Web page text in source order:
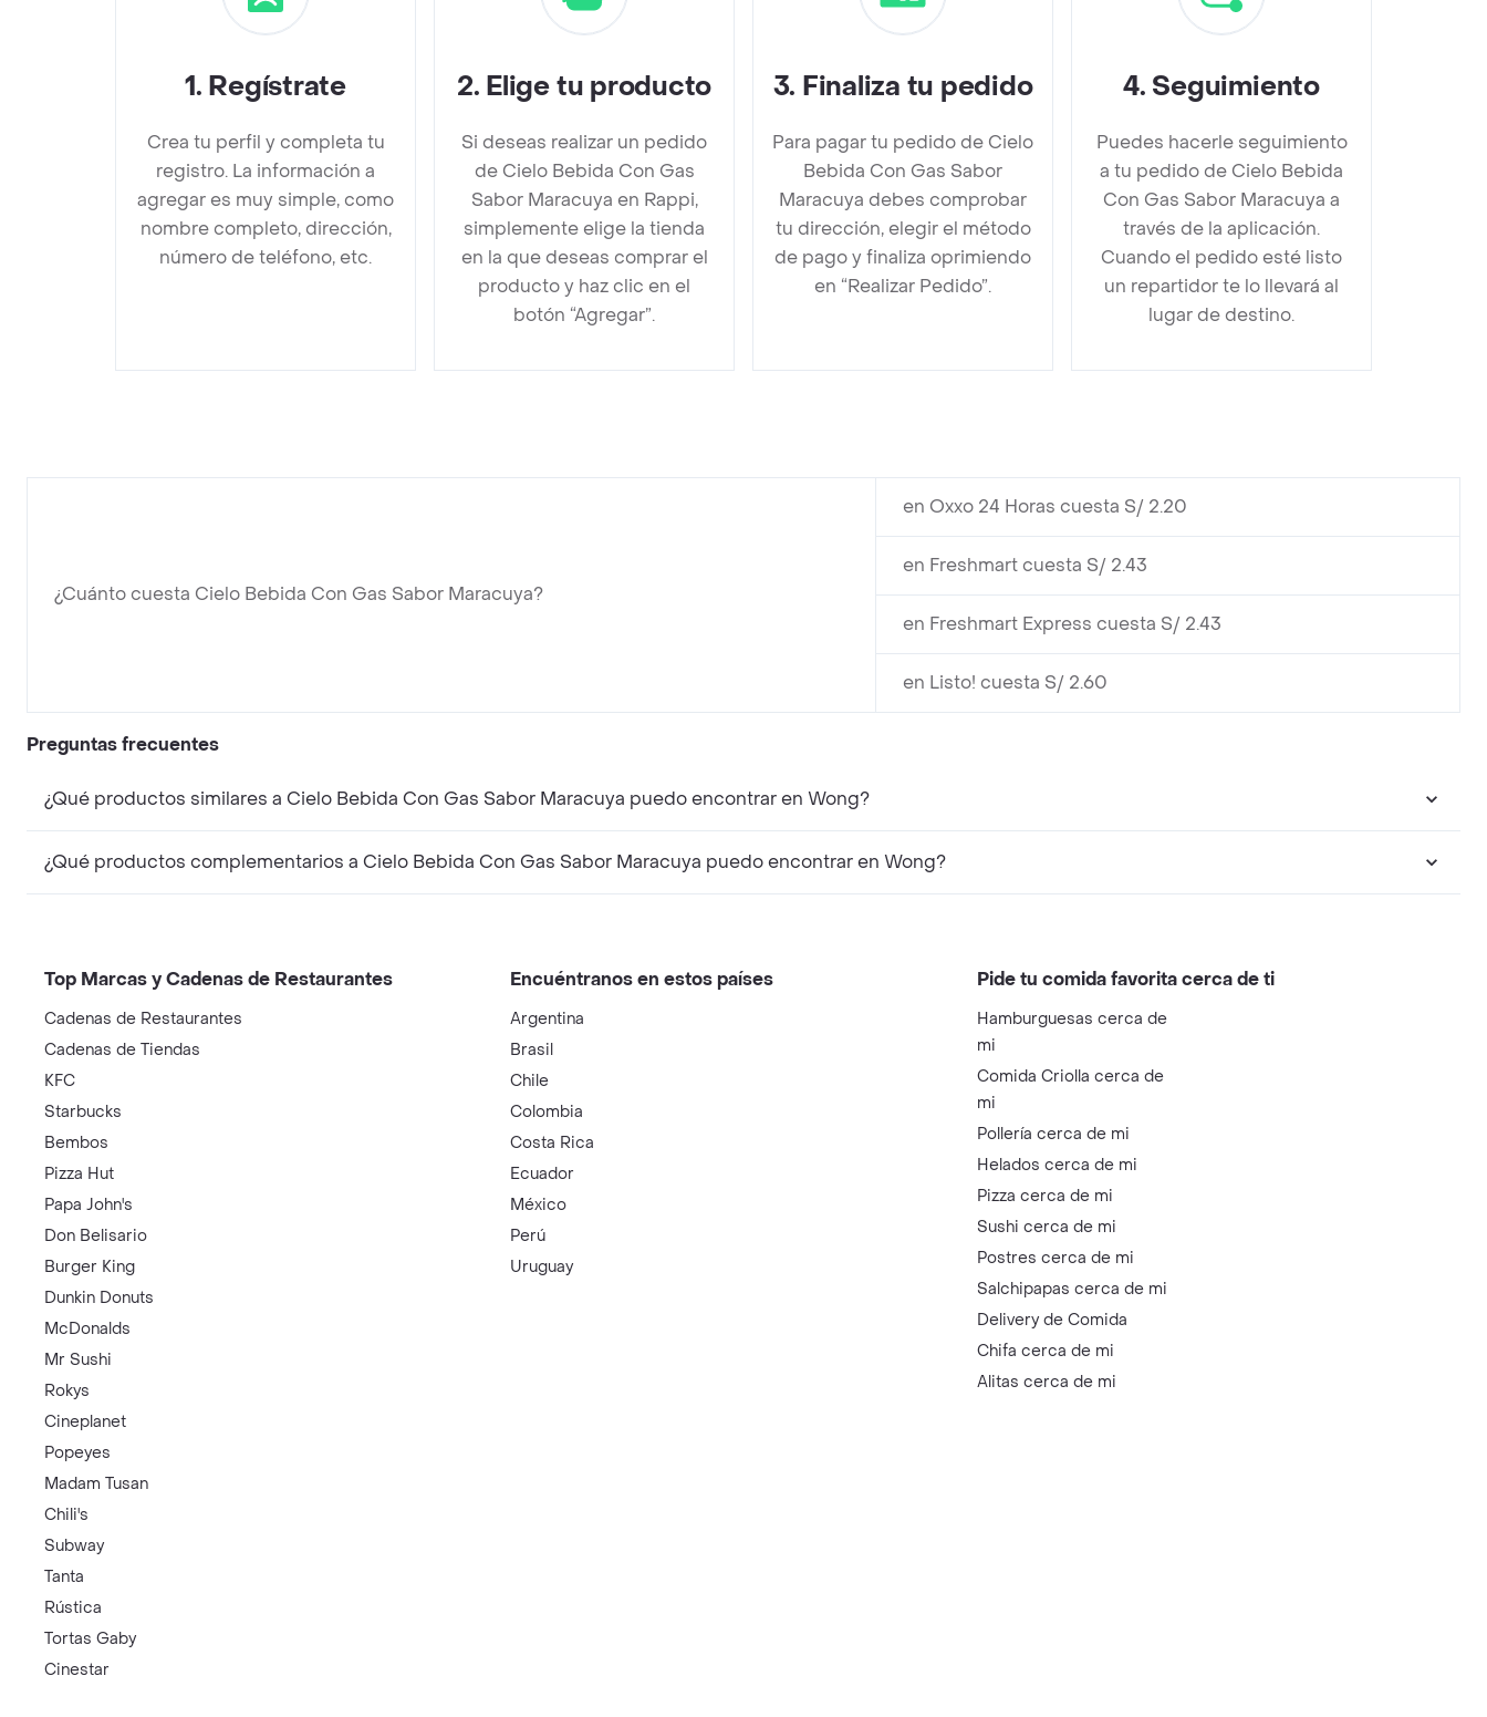
1. Regístrate
Crea tu perfil y completa tu
registro. La información a
agregar es muy simple, como
nombre completo, dirección,
número de teléfono, etc.
2. Elige tu producto
Si deseas realizar un pedido
de Cielo Bebida Con Gas
Sabor Maracuya en Rappi,
simplemente elige la tienda
en la que deseas comprar el
producto y haz clic en el
botón “Agregar”.
3. Finaliza tu pedido
Para pagar tu pedido de Cielo
Bebida Con Gas Sabor
Maracuya debes comprobar
tu dirección, elegir el método
de pago y finaliza oprimiendo
en “Realizar Pedido”.
4. Seguimiento
Puedes hacerle seguimiento
a tu pedido de Cielo Bebida
Con Gas Sabor Maracuya a
través de la aplicación.
Cuando el pedido esté listo
un repartidor te lo llevará al
lugar de destino.
¿Cuánto cuesta Cielo Bebida Con Gas Sabor Maracuya?
en Oxxo 24 Horas cuesta S/ 2.20
en Freshmart cuesta S/ 2.43
en Freshmart Express cuesta S/ 2.43
en Listo! cuesta S/ 2.60
Preguntas frecuentes
¿Qué productos similares a Cielo Bebida Con Gas Sabor Maracuya puedo encontrar en Wong?
¿Qué productos complementarios a Cielo Bebida Con Gas Sabor Maracuya puedo encontrar en Wong?
Top Marcas y Cadenas de Restaurantes
Cadenas de Restaurantes
Cadenas de Tiendas
KFC
Starbucks
Bembos
Pizza Hut
Papa John's
Don Belisario
Burger King
Dunkin Donuts
McDonalds
Mr Sushi
Rokys
Cineplanet
Popeyes
Madam Tusan
Chili's
Subway
Tanta
Rústica
Tortas Gaby
Cinestar
Encuéntranos en estos países
Argentina
Brasil
Chile
Colombia
Costa Rica
Ecuador
México
Perú
Uruguay
Pide tu comida favorita cerca de ti
Hamburguesas cerca de
mi
Comida Criolla cerca de
mi
Pollería cerca de mi
Helados cerca de mi
Pizza cerca de mi
Sushi cerca de mi
Postres cerca de mi
Salchipapas cerca de mi
Delivery de Comida
Chifa cerca de mi
Alitas cerca de mi